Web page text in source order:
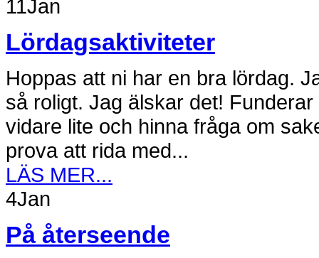
11Jan
Lördagsaktiviteter
Hoppas att ni har en bra lördag.
så roligt. Jag älskar det!
vidare lite och hinna fråga om
prova att rida med...
LÄS MER...
4Jan
På återseende